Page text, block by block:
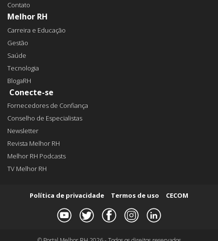
Contato
Melhor RH
Carreira e Educação
Gestão
Saúde
Tecnologia
BlogaRH
Conecte-se
Fornecedores de Confiança
Conselho de Especialistas
Newsletter
Revista Melhor RH
Melhor RH Podcasts
TV Melhor RH
Política de privacidade Termos de uso CECOM